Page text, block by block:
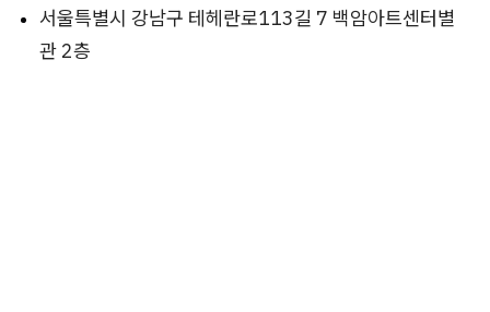
서울특별시 강남구 테헤란로113길 7 백암아트센터별
관 2층